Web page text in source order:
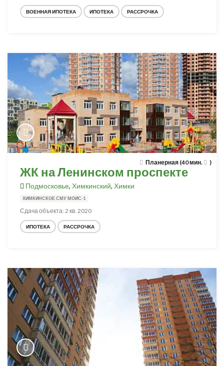
ВОЕННАЯ ИПОТЕКА ИПОТЕКА РАССРОЧКА
Планерная (40 мин. )
ЖК на Ленинском проспекте
Подмосковье, Химкинский, Химки
ХИМКИНСКОЕ СМУ МОИС-1
Сдача объекта: 2 кв. 2020
ИПОТЕКА РАССРОЧКА